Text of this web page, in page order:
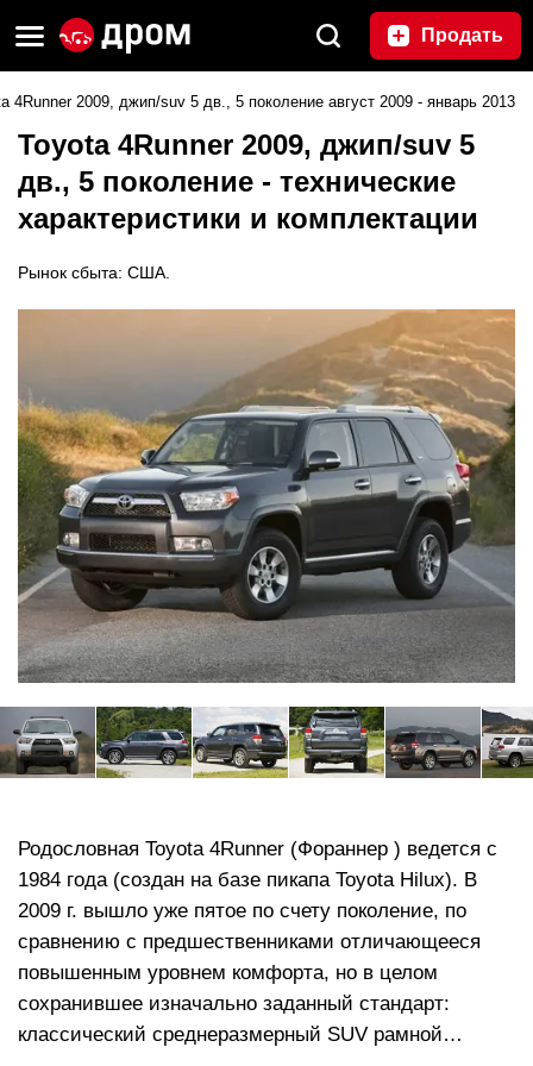
Продать
4Runner 2009, джип/suv 5 дв., 5 поколение август 2009 - январь 2013
Toyota 4Runner 2009, джип/suv 5
дв., 5 поколение - технические
характеристики и комплектации
Рынок сбыта: США.
Родословная Toyota 4Runner (Фораннер ) ведется с
1984 года (создан на базе пикапа Toyota Hilux). В
2009 г. вышло уже пятое по счету поколение, по
сравнению с предшественниками отличающееся
повышенным уровнем комфорта, но в целом
сохранившее изначально заданный стандарт:
классический среднеразмерный SUV рамной